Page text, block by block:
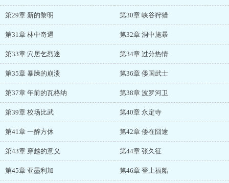
第29章 新的黎明 第30章 峡谷狩猎
第31章 林中奇遇 第32章 洞中施暴
第33章 穴居乞烈迷 第34章 过分热情
第35章 暴躁的崩溃 第36章 倭国武士
第37章 年前的瓦格纳 第38章 波罗河卫
第39章 校场比武 第40章 永定寺
第41章 一醉方休 第42章 倭在囧途
第43章 穿越的意义 第44章 张久征
第45章 亚墨利加 第46章 登上福船